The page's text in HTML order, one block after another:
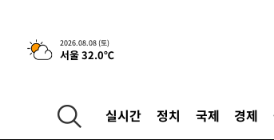
2026.08.08 (토)
서울 32.0℃
실시간 정치 국제 경제
-31790초 전 >
[속보]'압수수색·성접대 논란' 축구
-20411초 전 >